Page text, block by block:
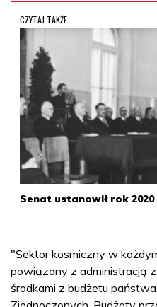
CZYTAJ TAKŻE
Senat ustanowił rok
"Sektor kosmiczny w
powiązany z administracją
środkami z budżetu